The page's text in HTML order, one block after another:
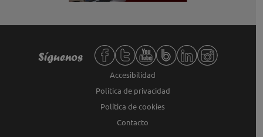
Redes sociales de Fundación ONCE,
Síguenos
Accesibilidad
Política de privacidad
Política de cookies
Contacto